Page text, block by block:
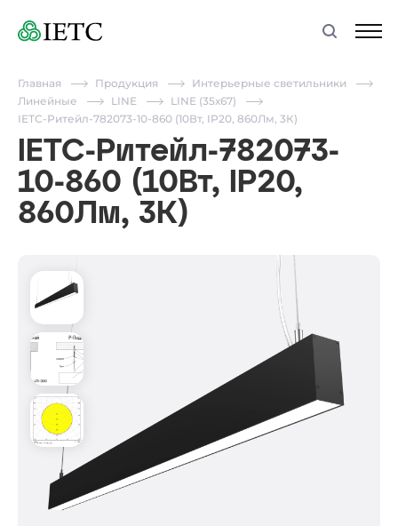
Главная Продукция
Интерьерные светильники
Линейные
LINE
LINE (35х67)
IETC-Ритейл-782073-10-860 (10Вт, IP20, 860Лм, 3К)
IETC-Ритейл-782073-
10-860 (10Вт, IP20,
860Лм, 3К)